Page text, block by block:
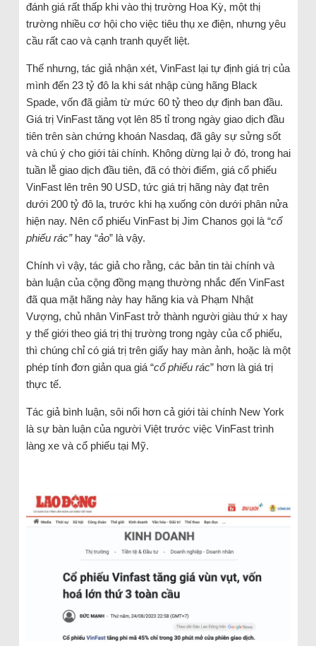
đánh giá rất thấp khi vào thị trường Hoa Kỳ, một thị
trường nhiều cơ hội cho việc tiêu thụ xe điện, nhưng yêu
cầu rất cao và cạnh tranh quyết liệt.
Thế nhưng, tác giả nhận xét, VinFast lại tự định giá trị của
mình đến 23 tỷ đô la khi sát nhập cùng hãng Black
Spade, vốn đã giảm từ mức 60 tỷ theo dự định ban đầu.
Giá trị VinFast tăng vọt lên 85 tỉ trong ngày giao dịch đầu
tiên trên sàn chứng khoán Nasdaq, đã gây sự sửng sốt
và chú ý cho giới tài chính. Không dừng lại ở đó, trong hai
tuần lễ giao dịch đầu tiên, đã có thời điểm, giá cổ phiếu
VinFast lên trên 90 USD, tức giá trị hãng này đạt trên
dưới 200 tỷ đô la, trước khi hạ xuống còn dưới phân nửa
hiện nay. Nên cổ phiếu VinFast bị Jim Chanos gọi là “cổ
phiếu rác”hay “ảo” là vậy.
Chính vì vậy, tác giả cho rằng, các bản tin tài chính và
bàn luận của cộng đồng mạng thường nhắc đến VinFast
đã qua mặt hãng này hay hãng kia và Phạm Nhật
Vượng, chủ nhân VinFast trở thành người giàu thứ x hay
y thế giới theo giá trị thị trường trong ngày của cổ phiếu,
thì chúng chỉ có giá trị trên giấy hay màn ảnh, hoặc là một
phép tính đơn giản qua giá “cổ phiếu rác” hơn là giá trị
thực tế.
Tác giả bình luận, sôi nổi hơn cả giới tài chính New York
là sự bàn luận của người Việt trước việc VinFast trình
làng xe và cổ phiếu tại Mỹ.